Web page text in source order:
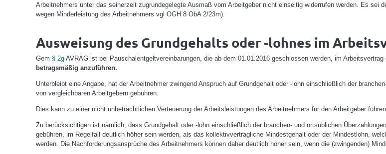
Arbeitnehmers unter das seinerzeit zugrundegelegte Ausmaß vom Arbeitgeber nicht einseitig widerrufen werden. Es
wegen Minderleistung des Arbeitnehmers vgl OGH 8 ObA 2/23m).
Ausweisung des Grundgehalts oder -lohnes im
Gem § 2g AVRAG ist bei Pauschalentgeltvereinbarungen, die ab dem 01.01.2016 geschlossen werden, im Arbeitsvertrag
betragsmäßig anzuführen.
Unterbleibt eine Angabe, hat der Arbeitnehmer zwingend Anspruch auf Grundgehalt oder -lohn einschließlich der
von vergleichbaren Arbeitgebern gebühren.
Dies kann zu einer nicht unbeträchtlichen Verteuerung der Arbeitsleistungen des Arbeitnehmers für den Arbeitgeber
Zu berücksichtigen ist nämlich, dass Grundgehalt oder -lohn einschließlich der branchen- und ortsüblichen
gebühren, im Regelfall deutlich höher sein werden, als das kollektivvertragliche Mindestgehalt oder der Mindestlohn,
werden. Die Nachforderungsansprüche des Arbeitnehmers können daher deutlich höher sein, wenn die (zwingenden)